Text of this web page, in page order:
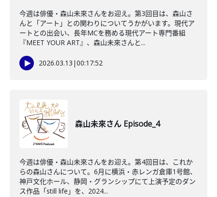
今週は俳優・森山未來さんをお迎え。第3回目は、森山さ
んと「アート」との関わりについてうかがいます。現代ア
ートとの出会い、長年MCを務める現代アート専門番組
『MEET YOUR ART』、森山未來さんと...
2026.03.13 |00:17:52
森山未來さん Episode_4
今週は俳優・森山未來さんをお迎え。第4回目は、これか
らの森山さんについて。6月に横浜・赤レンガ倉庫1号館、
神戸文化ホール、静岡・グランシップにて上演予定のダン
ス作品「still life」を、2024...